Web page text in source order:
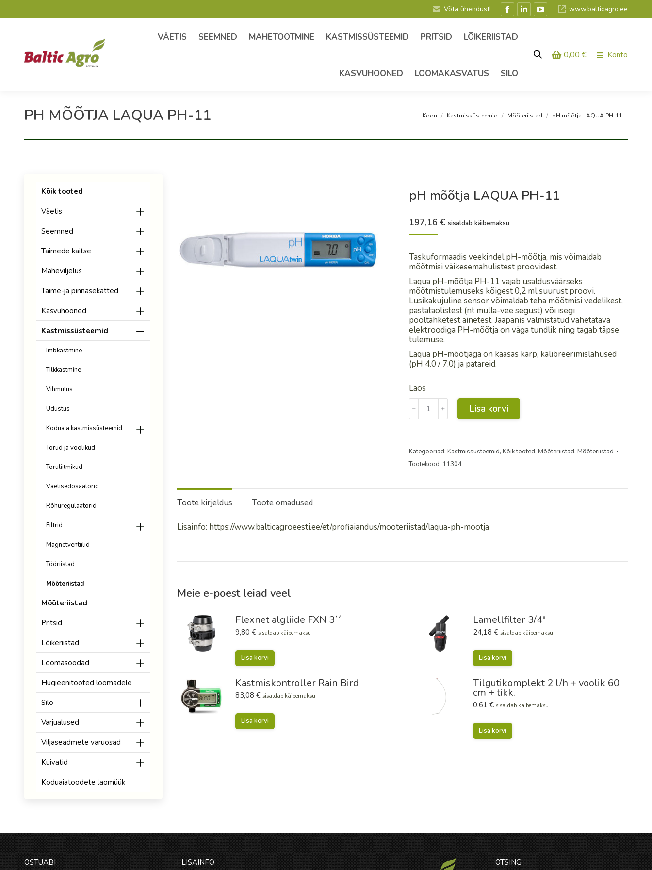
Võta ühendust!
Facebook
avaneb
aknas
Linkedin
uues
YouTube
uues
www.balticagro.ee
VÄETIS SEEMNED MAHETOOTMINE KASTMISSÜSTEEMID PRITSID LÕIKERIISTAD
KASVUHOONED LOOMAKASVATUS SILO
0,00€ Konto
PH MÕÕTJA LAQUA PH-11 Olete siin:
Kodu Kastmissüsteemid Mõõteriistad pH mõõtja LAQUA PH-11
pH mõõtja LAQUA PH-11
197,16€ sisaldab käibemaksu
Taskuformaadis veekindel pH-mõõtja, mis võimaldab
mõõtmisi väikesemahulistest proovidest.
Laqua pH-mõõtja PH-11 vajab usaldusväärseks
mõõtmistulemuseks kõigest 0,2 ml suurust proovi.
Lusikakujuline sensor võimaldab teha mõõtmisi vedelikest,
pastataolistest (nt mulla-vee segust) või isegi
pooltahketest ainetest. Jaapanis valmistatud vahetatava
elektroodiga PH-mõõtja on väga tundlik ning tagab täpse
tulemuse.
Laqua pH-mõõtjaga on kaasas karp, kalibreerimislahused
(pH 4.0 / 7.0) ja patareid.
Laos
pH
mõõtja
LAQUA
kogus
﹣ ﹢ Lisa korvi
Kategooriad:Kastmissüsteemid,Kõik tooted,Mõõteriistad,Mõõteriistad
Tootekood: 11304
Toote kirjeldus Toote omadused
Lisainfo: https://www.balticagroeesti.ee/et/profiaiandus/mooteriistad/laqua-ph-mootja
Meie e-poest leiad veel
Flexnet algliide FXN 3´´
9,80 € sisaldab käibemaksu
Lisa korvi
Lamellfilter 3/4"
24,18 € sisaldab käibemaksu
Lisa korvi
Kastmiskontroller Rain Bird
83,08 € sisaldab käibemaksu
Lisa korvi
Tilgutikomplekt 2 l/h + voolik 60
cm + tikk.
0,61 € sisaldab käibemaksu
Lisa korvi
Kõik tooted
Väetis
Seemned
Taimede kaitse
Maheviljelus
Taime-ja pinnasekatted
Kasvuhooned
Kastmissüsteemid
Imbkastmine
Tilkkastmine
Vihmutus
Udustus
Koduaia kastmissüsteemid
Torud ja voolikud
Toruliitmikud
Väetisedosaatorid
Rõhuregulaatorid
Filtrid
Magnetventiilid
Tööriistad
Mõõteriistad
Mõõteriistad
Pritsid
Lõikeriistad
Loomasöödad
Hügieenitooted loomadele
Silo
Varjualused
Viljaseadmete varuosad
Kuivatid
Koduaiatoodete laomüük
OSTUABI LISAINFO OTSING